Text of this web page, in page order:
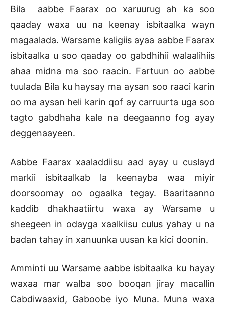
Bila aabbe Faarax oo xaruurug ah ka soo
qaaday waxa uu na keenay isbitaalka wayn
magaalada. Warsame kaligiis ayaa aabbe Faarax
isbitaalka u soo qaaday oo gabdhihii walaalihiis
ahaa midna ma soo raacin. Fartuun oo aabbe
tuulada Bila ku haysay ma aysan soo raaci karin
oo ma aysan heli karin qof ay carruurta uga soo
tagto gabdhaha kale na deegaanno fog ayay
deggenaayeen.
Aabbe Faarax xaaladdiisu aad ayay u cuslayd
markii isbitaalkab la keenayba waa miyir
doorsoomay oo ogaalka tegay. Baaritaanno
kaddib dhakhaatiirtu waxa ay Warsame u
sheegeen in odayga xaalkiisu culus yahay u na
badan tahay in xanuunka uusan ka kici doonin.
Amminti uu Warsame aabbe isbitaalka ku hayay
waxaa mar walba soo booqan jiray macallin
Cabdiwaaxid, Gaboobe iyo Muna. Muna waxa